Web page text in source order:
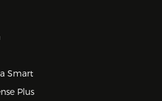
Smart
Plus